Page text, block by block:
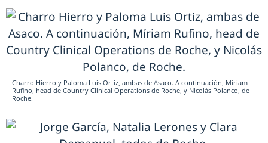
Charro Hierro y Paloma Luis Ortiz, ambas de Asaco. A continuación, Míriam
Rufino, head de Country Clinical Operations de Roche, y Nicolás Polanco, de
Roche.